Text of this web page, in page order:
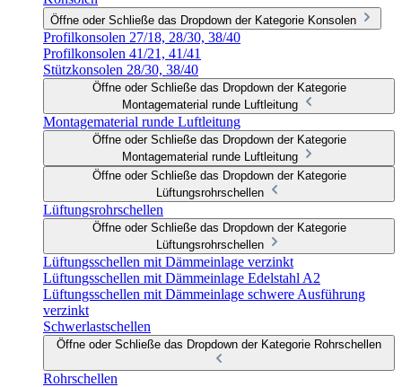
Öffne oder Schließe das Dropdown der Kategorie Konsolen
Profilkonsolen 27/18, 28/30, 38/40
Profilkonsolen 41/21, 41/41
Stützkonsolen 28/30, 38/40
Öffne oder Schließe das Dropdown der Kategorie
Montagematerial runde Luftleitung
Montagematerial runde Luftleitung
Öffne oder Schließe das Dropdown der Kategorie
Montagematerial runde Luftleitung
Öffne oder Schließe das Dropdown der Kategorie
Lüftungsrohrschellen
Lüftungsrohrschellen
Öffne oder Schließe das Dropdown der Kategorie
Lüftungsrohrschellen
Lüftungsschellen mit Dämmeinlage verzinkt
Lüftungsschellen mit Dämmeinlage Edelstahl A2
Lüftungsschellen mit Dämmeinlage schwere Ausführung
verzinkt
Schwerlastschellen
Öffne oder Schließe das Dropdown der Kategorie Rohrschellen
Rohrschellen